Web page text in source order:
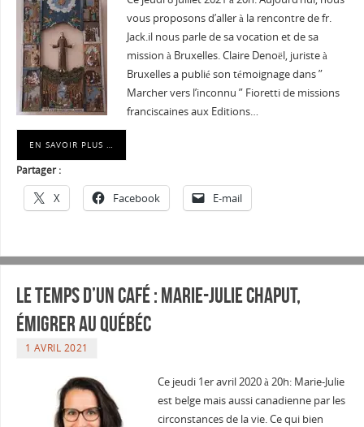
vous proposons d’aller à la rencontre de fr.
Jack.il nous parle de sa vocation et de sa
mission à Bruxelles. Claire Denoël, juriste à
Bruxelles a publié son témoignage dans ”
Marcher vers l’inconnu ” Fioretti de missions
franciscaines aux Editions…
EN SAVOIR PLUS …
Partager :
X Facebook E-mail
Le temps d’un café : Marie-Julie Chaput,
émigrer au Québéc
1 AVRIL 2021
Ce jeudi 1er avril 2020 à 20h: Marie-Julie
est belge mais aussi canadienne par les
circonstances de la vie. Ce qui bien